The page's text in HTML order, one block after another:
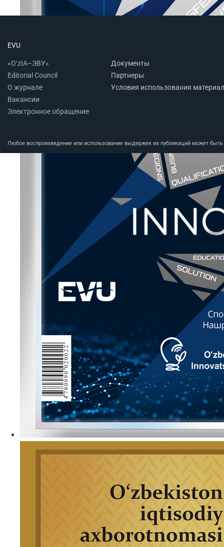
EVU
«O‘zIA–ЭВУ»
Editorial Council
О журнале
Вакансии
Электронное обращение
Документы
Партнеры
Условия использования
Любое воспроизведение или использование выдержек из публикаций может